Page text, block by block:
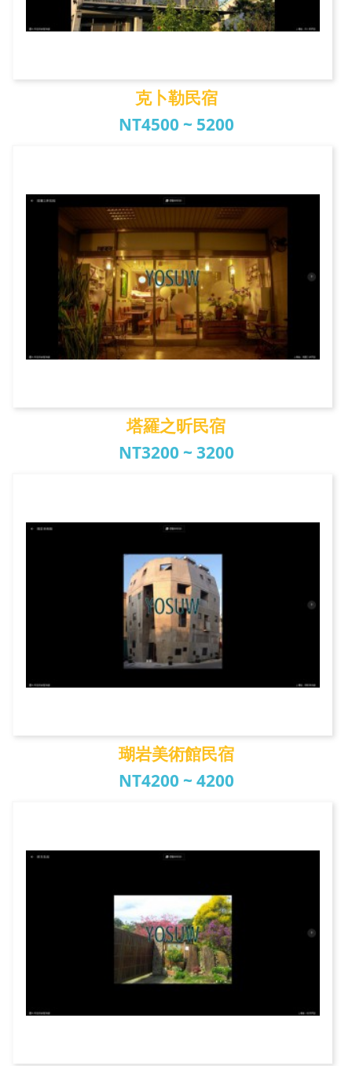
克卜勒民宿
NT4500 ~ 5200
塔羅之昕民宿
NT3200 ~ 3200
瑚岩美術館民宿
NT4200 ~ 4200